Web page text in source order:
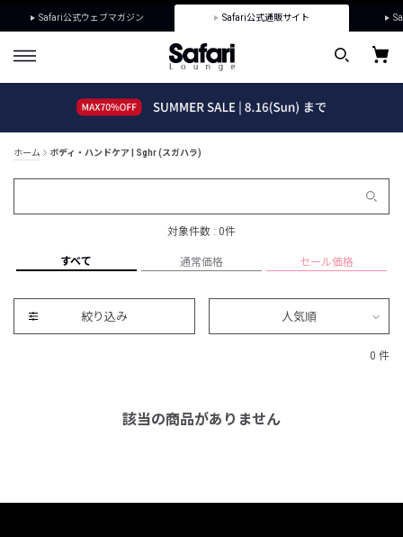
Safari公式ウェブマガジン Safari公式通販サイト
ホーム ボディ・ハンドケア | Sghr (スガハラ)
対象件数 : 0件
すべて 通常価格 セール価格
絞り込み 人気順
0 件
該当の商品がありません